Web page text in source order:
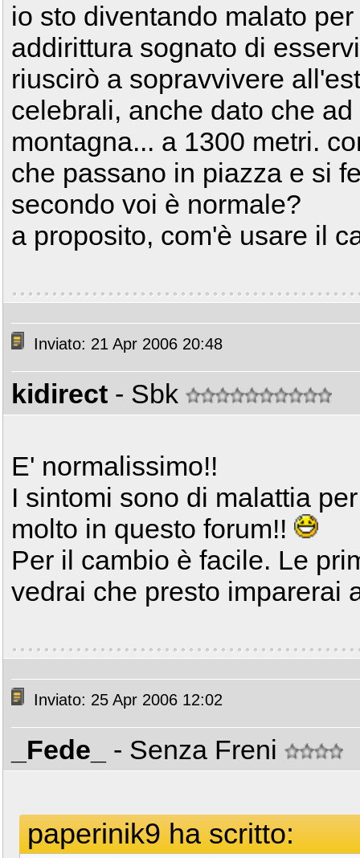
io sto diventando malato
addirittura sognato di
riuscirò a sopravvivere
celebrali, anche dato che
montagna... a 1300 metri.
che passano in piazza e si
secondo voi è normale?
a proposito, com'è usare il
Inviato: 21 Apr 2006 20:48
kidirect - Sbk
E' normalissimo!!
I sintomi sono di malattia
molto in questo forum!!
Per il cambio è facile. Le
vedrai che presto imparerai
Inviato: 25 Apr 2006 12:02
_Fede_ - Senza Freni
paperinik9 ha scritto: